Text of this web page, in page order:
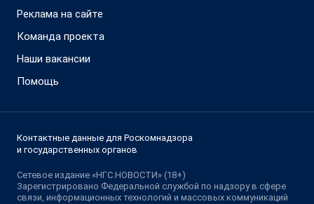
Реклама на сайте
Команда проекта
Наши вакансии
Помощь
Контактные данные для Роскомнадзора
и государственных органов
Сетевое издание «НГС.НОВОСТИ» (18+)
Зарегистрировано Федеральной службой по надзору в сфере
связи, информационных технологий и массовых коммуникаций